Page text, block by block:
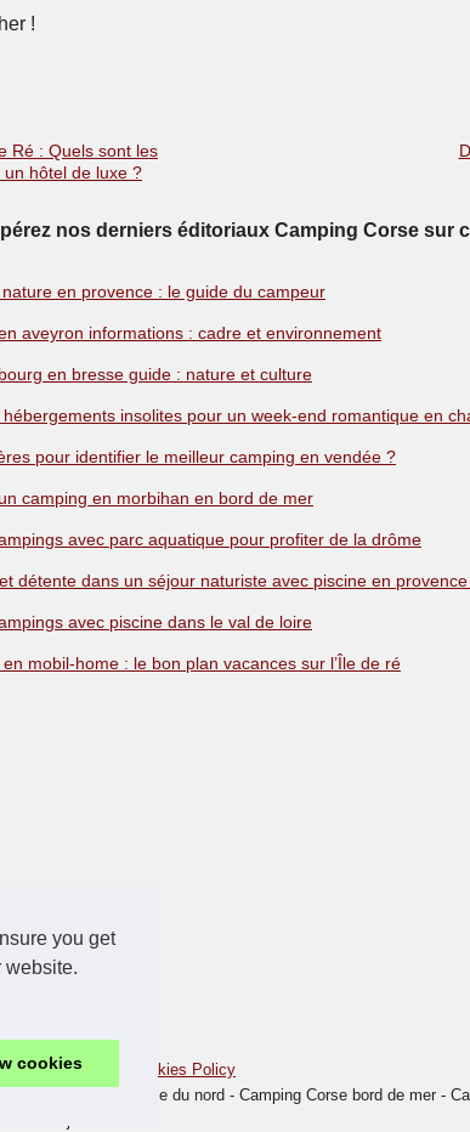
you get
website.
cookies
!
Ré : Quels sont les
hôtel de luxe ?
nos derniers éditoriaux Camping Corse sur
en provence : le guide du campeur
aveyron informations : cadre et environnement
en bresse guide : nature et culture
hébergements insolites pour un week-end romantique en
pour identifier le meilleur camping en vendée ?
camping en morbihan en bord de mer
avec parc aquatique pour profiter de la drôme
détente dans un séjour naturiste avec piscine en
avec piscine dans le val de loire
mobil-home : le bon plan vacances sur l’Île de ré
votre site web
Cookies Policy
Sud - Camping Corse du nord - Camping Corse bord de mer